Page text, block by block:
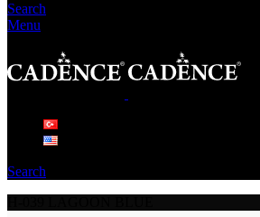
Search
Menu
Search